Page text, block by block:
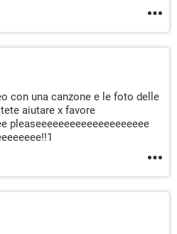
con una canzone e le foto delle
aiutare x favore
pleaseeeeeeeeeeeeeeeeeeee